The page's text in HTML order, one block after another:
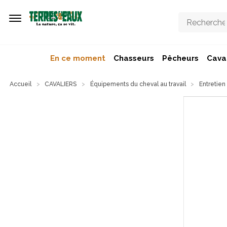
En ce moment Chasseurs Pêcheurs
Accueil CAVALIERS Équipements du cheval au travail Entretien